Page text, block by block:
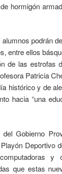
hormigón
podrán
entre ellos
de las estrofas
Patricia
histórico y de
hacia “una
del Gobierno
y
que estas